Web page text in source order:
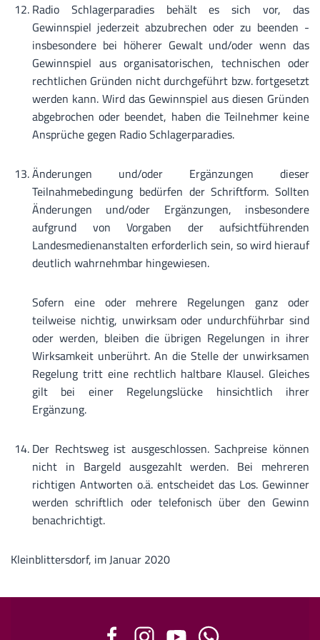
Radio Schlagerparadies behält es sich vor, das
Gewinnspiel jederzeit abzubrechen oder zu beenden -
insbesondere bei höherer Gewalt und/oder wenn das
Gewinnspiel aus organisatorischen, technischen oder
rechtlichen Gründen nicht durchgeführt bzw. fortgesetzt
werden kann. Wird das Gewinnspiel aus diesen Gründen
abgebrochen oder beendet, haben die Teilnehmer keine
Ansprüche gegen Radio Schlagerparadies.
Änderungen und/oder Ergänzungen dieser
Teilnahmebedingung bedürfen der Schriftform. Sollten
Änderungen und/oder Ergänzungen, insbesondere
aufgrund von Vorgaben der aufsichtführenden
Landesmedienanstalten erforderlich sein, so wird hierauf
deutlich wahrnehmbar hingewiesen.
Sofern eine oder mehrere Regelungen ganz oder
teilweise nichtig, unwirksam oder undurchführbar sind
oder werden, bleiben die übrigen Regelungen in ihrer
Wirksamkeit unberührt. An die Stelle der unwirksamen
Regelung tritt eine rechtlich haltbare Klausel. Gleiches
gilt bei einer Regelungslücke hinsichtlich ihrer
Ergänzung.
Der Rechtsweg ist ausgeschlossen. Sachpreise können
nicht in Bargeld ausgezahlt werden. Bei mehreren
richtigen Antworten o.ä. entscheidet das Los. Gewinner
werden schriftlich oder telefonisch über den Gewinn
benachrichtigt.
Kleinblittersdorf, im Januar 2020